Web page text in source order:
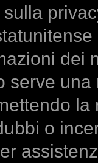
dei
serve
o